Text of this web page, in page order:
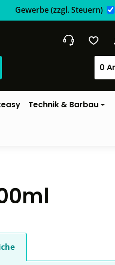
Gewerbe(zzgl. Steuern)
0
Technik & Barbau